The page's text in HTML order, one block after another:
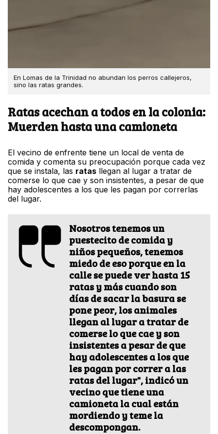
En Lomas de la Trinidad no abundan los perros callejeros,
sino las ratas grandes.
Ratas acechan a todos en la colonia:
Muerden hasta una camioneta
El vecino de enfrente tiene un local de venta de
comida y comenta su preocupación porque cada vez
que se instala, las ratas llegan al lugar a tratar de
comerse lo que cae y son insistentes, a pesar de que
hay adolescentes a los que les pagan por correrlas
del lugar.
Nosotros tenemos un
puestecito de comida y
niños pequeños, tenemos
miedo de eso porque en la
calle se puede ver hasta 15
ratas y más cuando son
días de sacar la basura se
pone peor, los animales
llegan al lugar a tratar de
comerse lo que cae y son
insistentes a pesar de que
hay adolescentes a los que
les pagan por correr a las
ratas del lugar", indicó un
vecino que tiene una
camioneta la cual están
mordiendo y teme la
descompongan.